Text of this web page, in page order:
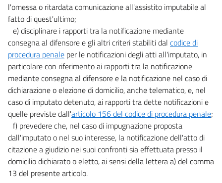
l'omessa o ritardata comunicazione all'assistito imputabile al
fatto di quest'ultimo;
e) disciplinare i rapporti tra la notificazione mediante
consegna al difensore e gli altri criteri stabiliti dal codice di
procedura penale per le notificazioni degli atti all'imputato, in
particolare con riferimento ai rapporti tra la notificazione
mediante consegna al difensore e la notificazione nel caso di
dichiarazione o elezione di domicilio, anche telematico, e, nel
caso di imputato detenuto, ai rapporti tra dette notificazioni e
quelle previste dall'articolo 156 del codice di procedura penale;
f) prevedere che, nel caso di impugnazione proposta
dall'imputato o nel suo interesse, la notificazione dell'atto di
citazione a giudizio nei suoi confronti sia effettuata presso il
domicilio dichiarato o eletto, ai sensi della lettera a) del comma
13 del presente articolo.